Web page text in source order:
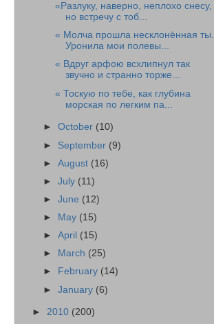
«Разлуку, наверно, неплохо снесу,
но встречу с тоб...
« Молча прошла несклонённая ты.
Уронила мои полевы...
« Вдруг арфою всхлипнул так
звучно и странно торже...
« Тоскую по тебе, как глубина
морская по легким па...
►October (10)
► September (9)
►August (16)
►July (11)
►June (12)
►
May (15)
►April (15)
►
March (25)
►
February (14)
►January (6)
► 2010 (200)